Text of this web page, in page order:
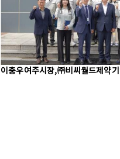
이충우 여주시장, ㈜비씨월드제약